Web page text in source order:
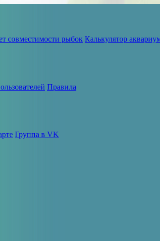
совместимости рыбок Калькулятор
Правила
Группа в VK